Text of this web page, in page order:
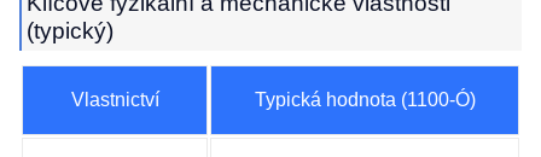
(typický)
Vlastnictví Typická hodnota (1100-Ó)